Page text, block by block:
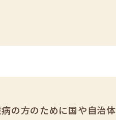
の方のために国や自治体